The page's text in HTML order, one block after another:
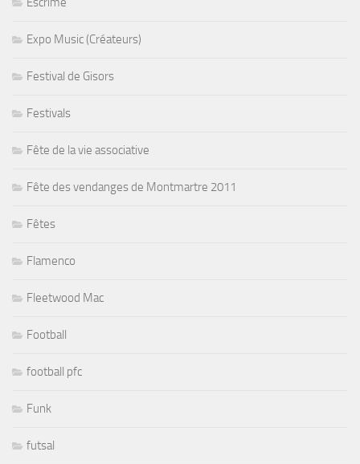
Expo Music (Créateurs)
Festival de Gisors
Festivals
Fête de la vie associative
Fête des vendanges de Montmartre 2011
Fêtes
Flamenco
Fleetwood Mac
Football
football pfc
Funk
futsal